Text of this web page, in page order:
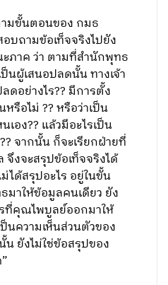
มขั้นตอนของ กมธ
บถามข้อเท็จจริงไปยัง
ภาค ว่า ตามที่สำนักพุทธ
นผู้เสนอปลดนั้น ทางเจ้า
อย่างไร?? มีการตั้ง
รือไม่ ?? หรือว่าเป็น
อง?? แล้วมีอะไรเป็น
จากนั้น ก็จะเรียกฝ่ายที่
จึงจะสรุปข้อเท็จจริงได้
ได้สรุปอะไร อยู่ในขั้น
าให้ข้อมูลคนเดียว ยัง
ที่คุณไพบูลย์ออกมาให้
นความเห็นส่วนตัวของ
ยังไม่ใช่ข้อสรุปของ